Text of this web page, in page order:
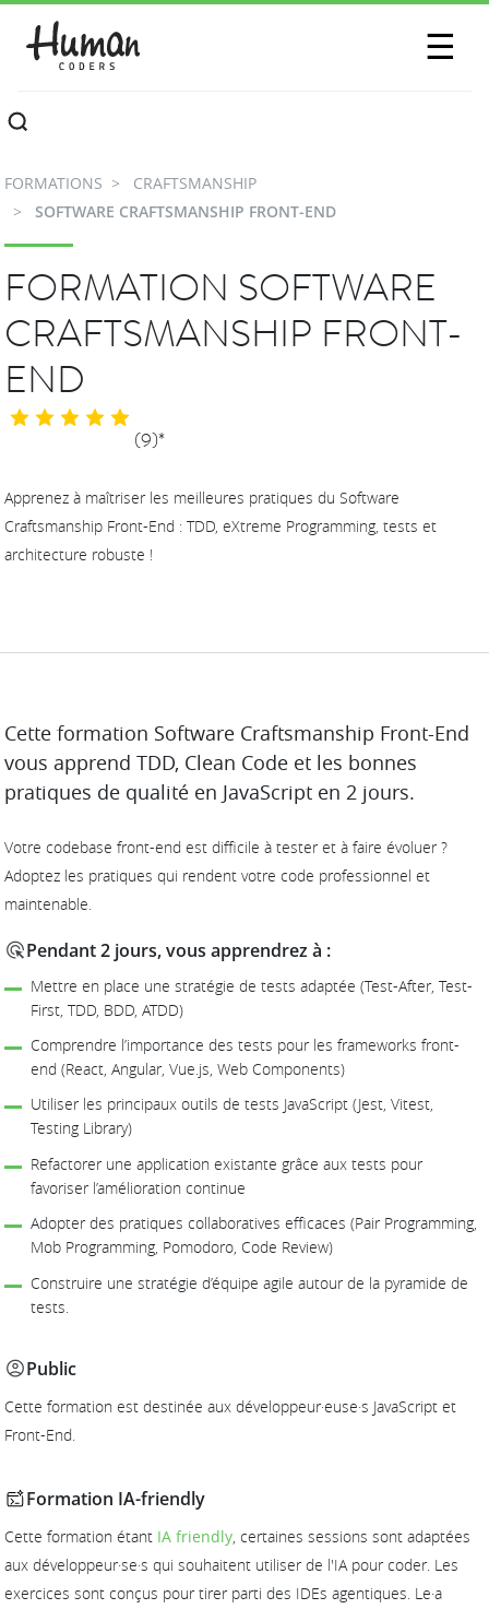
☰
CONTACTEZ-NOUS
FORMATIONS
CRAFTSMANSHIP
SOFTWARE CRAFTSMANSHIP FRONT-END
FORMATION SOFTWARE
CRAFTSMANSHIP FRONT-
END
(9)*
Apprenez à maîtriser les meilleures pratiques du Software
Craftsmanship Front-End : TDD, eXtreme Programming, tests et
architecture robuste !
DESCRIPTION
Cette formation Software Craftsmanship Front-End
vous apprend TDD, Clean Code et les bonnes
pratiques de qualité en JavaScript en 2 jours.
Votre codebase front-end est difficile à tester et à faire évoluer ?
Adoptez les pratiques qui rendent votre code professionnel et
maintenable.
Pendant 2 jours, vous apprendrez à :
Mettre en place une stratégie de tests adaptée (Test-After, Test-
First, TDD, BDD, ATDD)
Comprendre l’importance des tests pour les frameworks front-
end (React, Angular, Vue.js, Web Components)
Utiliser les principaux outils de tests JavaScript (Jest, Vitest,
Testing Library)
Refactorer une application existante grâce aux tests pour
favoriser l’amélioration continue
Adopter des pratiques collaboratives efficaces (Pair Programming,
Mob Programming, Pomodoro, Code Review)
Construire une stratégie d’équipe agile autour de la pyramide de
tests.
Public
Cette formation est destinée aux développeur·euse·s JavaScript et
Front-End.
Formation IA-friendly
Cette formation étant IA friendly , certaines sessions sont adaptées
aux développeur·se·s qui souhaitent utiliser de l'IA pour coder. Les
exercices sont conçus pour tirer parti des IDEs agentiques. Le·a